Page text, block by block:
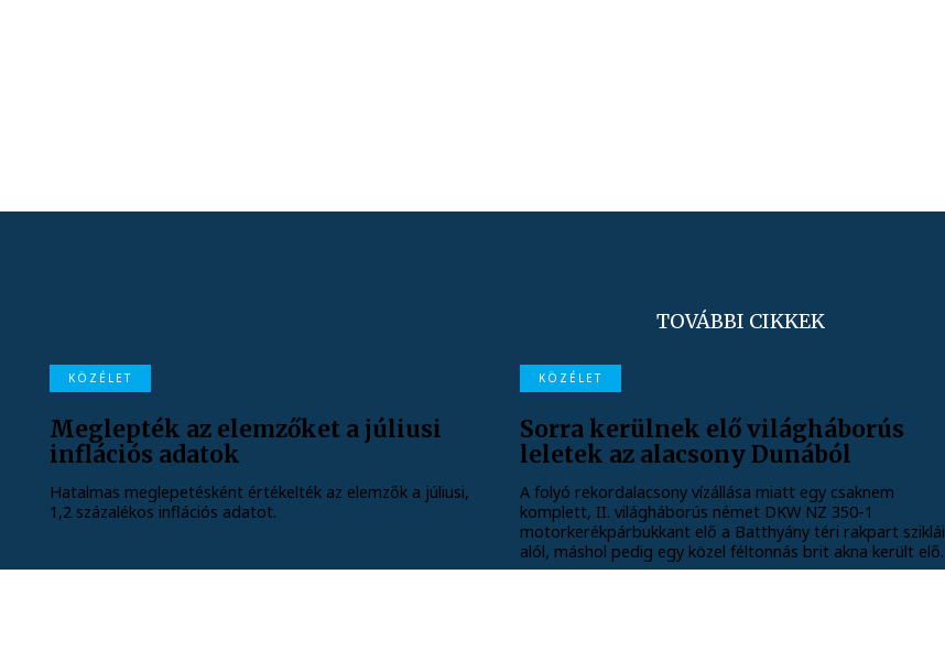
TOVÁBBI CIKKEK
KÖZÉLET
Meglepték az elemzőket a júliusi
inflációs adatok
Hatalmas meglepetésként értékelték az elemzők a júliusi,
1,2 százalékos inflációs adatot.
KÖZÉLET
Sorra kerülnek elő világháborús
leletek az alacsony Dunából
A folyó rekordalacsony vízállása miatt egy csaknem
komplett, II. világháborús német DKW NZ 350-1
motorkerékpárbukkant elő a Batthyány téri rakpart sziklái
alól, máshol pedig egy közel féltonnás brit akna került elő.